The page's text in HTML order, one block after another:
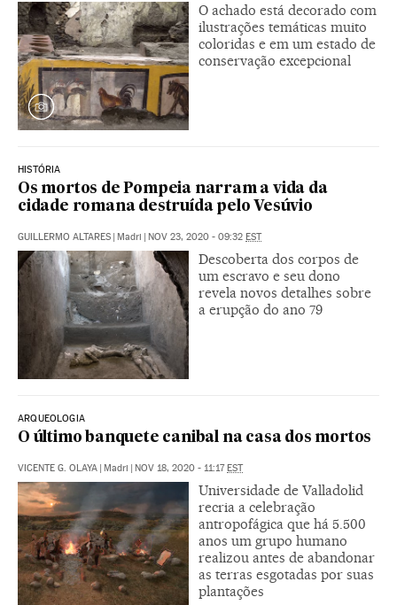
O achado está decorado com
ilustrações temáticas muito
coloridas e em um estado de
conservação excepcional
HISTÓRIA
Os mortos de Pompeia narram a vida da
cidade romana destruída pelo Vesúvio
GUILLERMO ALTARES | Madri | NOV 23, 2020 - 09:32 EST
Descoberta dos corpos de
um escravo e seu dono
revela novos detalhes sobre
a erupção do ano 79
ARQUEOLOGIA
O último banquete canibal na casa dos mortos
VICENTE G. OLAYA | Madri | NOV 18, 2020 - 11:17EST
Universidade de Valladolid
recria a celebração
antropofágica que há 5.500
anos um grupo humano
realizou antes de abandonar
as terras esgotadas por suas
plantações